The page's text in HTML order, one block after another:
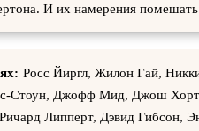
И их намерения помешать
Росс Йиргл, Жилон Гай,
Стоун, Джофф Мид, Джош
Липперт, Дэвид Гибсон,